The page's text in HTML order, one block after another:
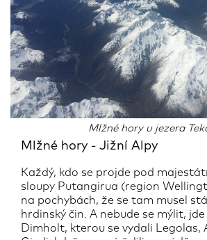
Mlžné hory u jezera
Mlžné hory - Jižní Alpy
Každý, kdo se projde pod
sloupy Putangirua (region
na pochybách, že se tam musel
hrdinský čin. A nebude se mýlit,
Dimholt, kterou se vydali Legolas,